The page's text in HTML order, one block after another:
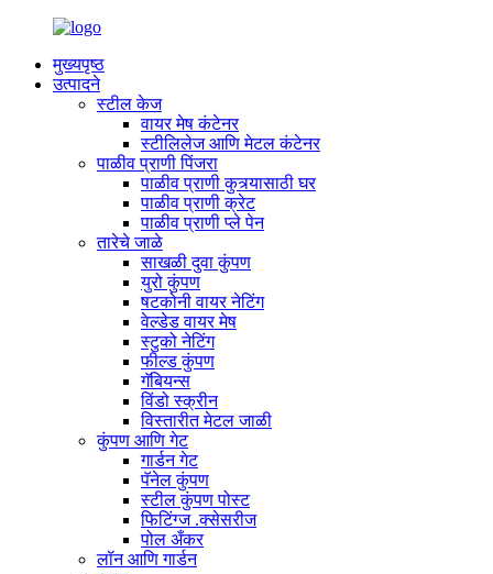
मुख्यपृष्ठ
उत्पादने
स्टील केज
वायर मेष कंटेनर
स्टीलिलेज आणि मेटल कंटेनर
पाळीव प्राणी पिंजरा
पाळीव प्राणी कुत्र्यासाठी घर
पाळीव प्राणी क्रेट
पाळीव प्राणी प्ले पेन
तारेचे जाळे
साखळी दुवा कुंपण
युरो कुंपण
षटकोनी वायर नेटिंग
वेल्डेड वायर मेष
स्टुको नेटिंग
फील्ड कुंपण
गॅबियन्स
विंडो स्क्रीन
विस्तारीत मेटल जाळी
कुंपण आणि गेट
गार्डन गेट
पॅनेल कुंपण
स्टील कुंपण पोस्ट
फिटिंग्ज .क्सेसरीज
पोल अँकर
लॉन आणि गार्डन